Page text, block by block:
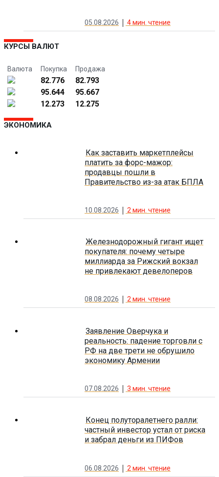
05.08.2026 4мин. чтение
КУРСЫ ВАЛЮТ
Валюта Покупка Продажа
82.776
82.793
95.644
95.667
12.273
12.275
ЭКОНОМИКА
Как заставить маркетплейсы
платить за форс-мажор:
продавцы пошли в
Правительство из-за атак БПЛА
10.08.2026 2 мин. чтение
Железнодорожный гигант ищет
покупателя: почему четыре
миллиарда за Рижский вокзал
не привлекают девелоперов
08.08.2026 2мин. чтение
Заявление Оверчука и
реальность: падение торговли с
РФ на две трети не обрушило
экономику Армении
07.08.2026 3 мин. чтение
Конец полуторалетнего ралли:
частный инвестор устал от риска
и забрал деньги из ПИФов
06.08.2026 2 мин. чтение